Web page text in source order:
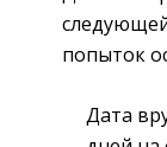
попыток
Дата